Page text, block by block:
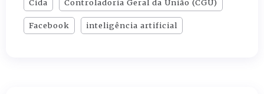
Cida Controladoria Geral da União (CGU)
Facebook inteligência artificial